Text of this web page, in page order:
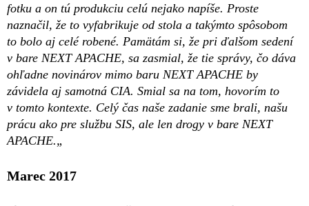
fotku a on tú produkciu celú nejako napíše. Proste
naznačil, že to vyfabrikuje od stola a takýmto spôsobom
to bolo aj celé robené. Pamätám si, že pri ďalšom sedení
v bare NEXT APACHE, sa zasmial, že tie správy, čo dáva
ohľadne novinárov mimo baru NEXT APACHE by
závidela aj samotná CIA. Smial sa na tom, hovorím to
v tomto kontexte. Celý čas naše zadanie sme brali, našu
prácu ako pre službu SIS, ale len drogy v bare NEXT
APACHE.„
Marec 2017